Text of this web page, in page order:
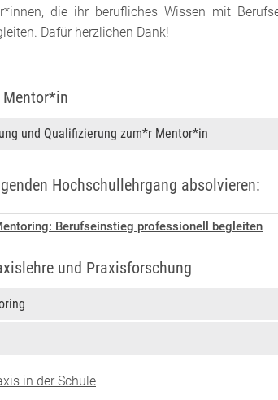
die ihr berufliches Wissen mit
Dafür herzlichen Dank!
Mentor*in
und Qualifizierung zum*r Mentor*in
Hochschullehrgang absolvieren:
Berufseinstieg professionell begleiten
und Praxisforschung
in der Schule